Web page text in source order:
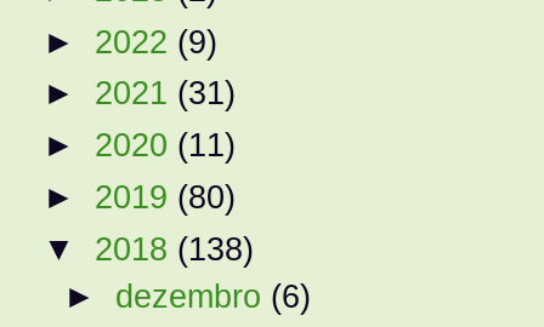
► 2022 (9)
► 2021 (31)
► 2020 (11)
► 2019 (80)
▼ 2018 (138)
► dezembro (6)